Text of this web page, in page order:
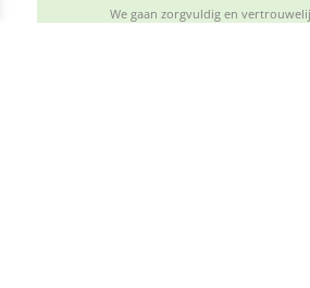
We gaan zorgvuldig en